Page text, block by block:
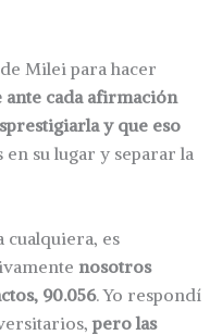
Milei para hacer
ante cada afirmación
y que eso
en su lugar y separar la
cualquiera, es
nosotros
90.056. Yo respondí
pero las